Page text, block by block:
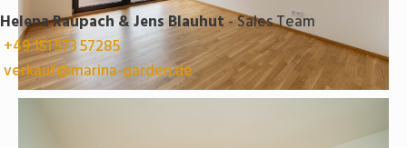
Helena Raupach & Jens Blauhut- Sales Team
+49 151 573 57285
verkauf@marina-garden.de